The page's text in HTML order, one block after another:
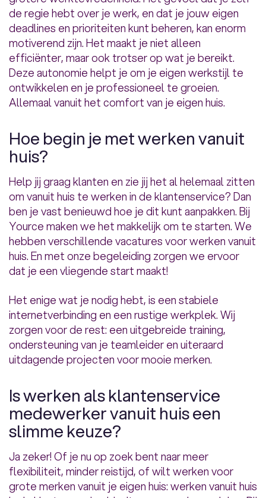
de regie hebt over je werk, en dat je jouw eigen
deadlines en prioriteiten kunt beheren, kan enorm
motiverend zijn. Het maakt je niet alleen
efficiënter, maar ook trotser op wat je bereikt.
Deze autonomie helpt je om je eigen werkstijl te
ontwikkelen en je professioneel te groeien.
Allemaal vanuit het comfort van je eigen huis.
Hoe begin je met werken vanuit
huis?
Help jij graag klanten en zie jij het al helemaal zitten
om vanuit huis te werken in de klantenservice? Dan
ben je vast benieuwd hoe je dit kunt aanpakken. Bij
Yource maken we het makkelijk om te starten. We
hebben verschillende vacatures voor werken vanuit
huis. En met onze begeleiding zorgen we ervoor
dat je een vliegende start maakt!
Het enige wat je nodig hebt, is een stabiele
internetverbinding en een rustige werkplek. Wij
zorgen voor de rest: een uitgebreide training,
ondersteuning van je teamleider en uiteraard
uitdagende projecten voor mooie merken.
Is werken als klantenservice
medewerker vanuit huis een
slimme keuze?
Ja zeker! Of je nu op zoek bent naar meer
flexibiliteit, minder reistijd, of wilt werken voor
grote merken vanuit je eigen huis: werken vanuit huis